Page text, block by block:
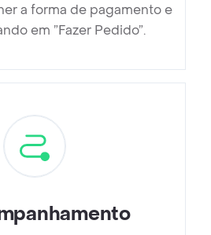
a forma de pagamento e
em ”Fazer Pedido”.